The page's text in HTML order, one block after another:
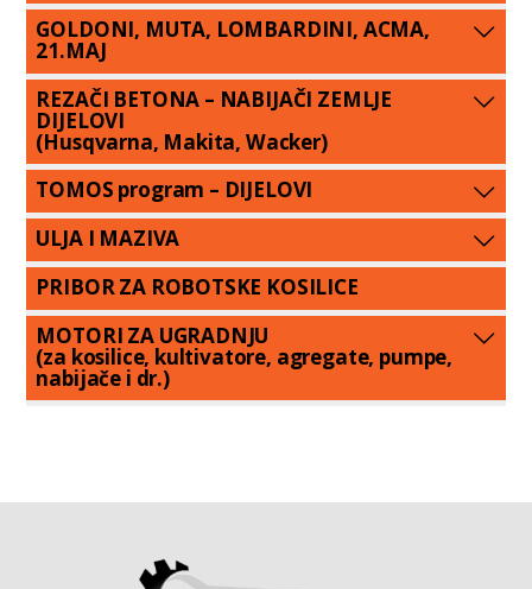
GOLDONI, MUTA, LOMBARDINI, ACMA,
21.MAJ
REZAČI BETONA – NABIJAČI ZEMLJE
DIJELOVI
(Husqvarna, Makita, Wacker)
TOMOS program – DIJELOVI
ULJA I MAZIVA
PRIBOR ZA ROBOTSKE KOSILICE
MOTORI ZA UGRADNJU
(za kosilice, kultivatore, agregate, pumpe,
nabijače i dr.)